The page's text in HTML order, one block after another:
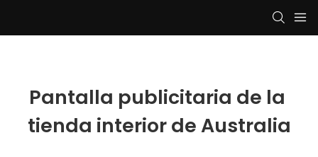
Pantalla publicitaria de la
tienda interior de Australia